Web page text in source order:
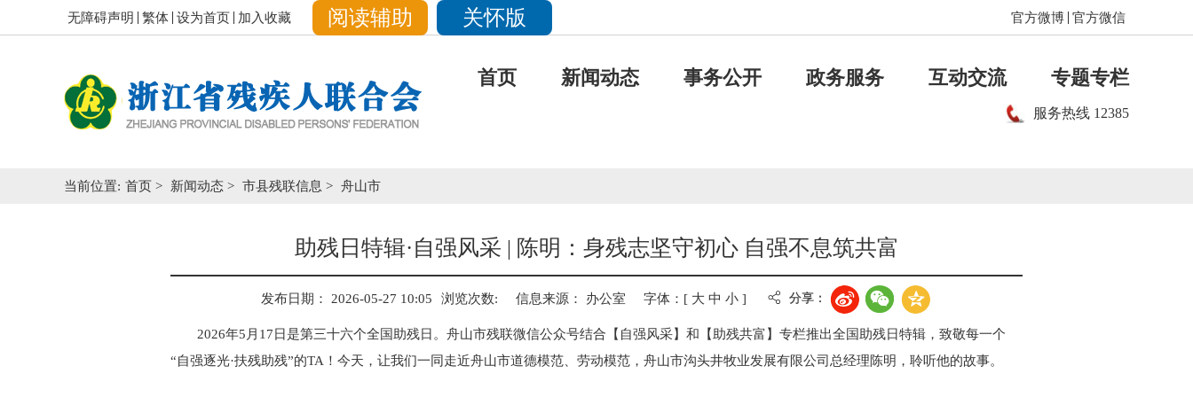
无障碍声明 阅读辅助
繁体 设为首页 加入收藏 官方微博 官方微信
首页 新闻动态 事务公开 政务服务 互动交流 专题专栏
服务热线 12385
当前位置: 首页 > 新闻动态 > 市县残联信息 > 舟山市
助残日特辑·自强风采 | 陈明：身残志坚守初心 自强不息筑共富
发布日期： 2026-05-27 10:05 浏览次数: 信息来源： 办公室 字体：[ 大 中 小] 分享：
2026年5月17日是第三十六个全国助残日。舟山市残联微信公众号结合【自强风采】和【助残共富】专栏推出全国助残日特辑，致敬每一个
“自强逐光·扶残助残”的TA！今天，让我们一同走近舟山市道德模范、劳动模范，舟山市沟头井牧业发展有限公司总经理陈明，聆听他的故事。
关怀版